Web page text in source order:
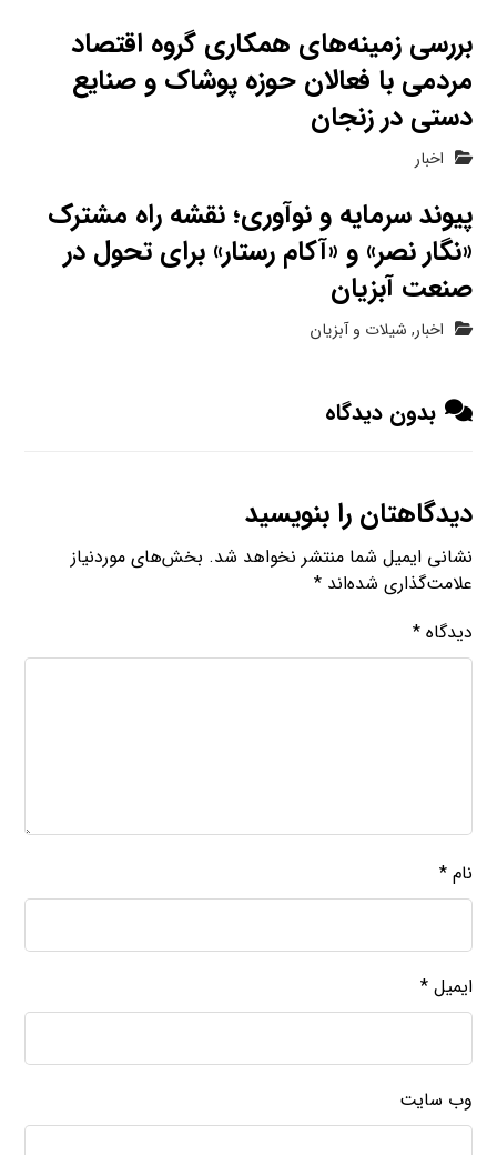
بررسی زمینه‌های همکاری گروه اقتصاد
مردمی با فعالان حوزه پوشاک و صنایع
دستی در زنجان
اخبار
پیوند سرمایه و نوآوری؛ نقشه راه مشترک
«نگار نصر» و «آکام رستار» برای تحول در
صنعت آبزیان
اخبار, شیلات و آبزیان
بدون دیدگاه
دیدگاهتان را بنویسید
نشانی ایمیل شما منتشر نخواهد شد. بخش‌های موردنیاز
علامت‌گذاری شده‌اند*
دیدگاه*
نام*
ایمیل*
وب‌ سایت